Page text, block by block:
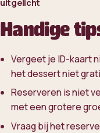
Handige
Vergeet je ID-kaart
het dessert niet
Reserveren is niet
met een grotere
Vraag bij het